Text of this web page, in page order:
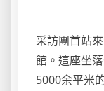
采訪團首站
館。這座坐
5000余平米